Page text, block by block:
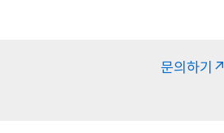
문의하기↗